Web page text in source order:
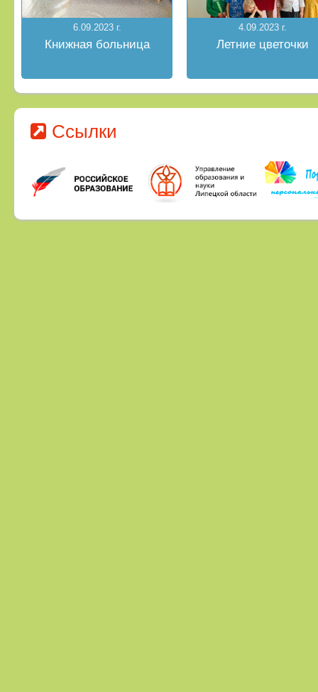
6.09.2023 г.
Книжная больница
4.09.2023 г.
Летние цветочки
Ссылки